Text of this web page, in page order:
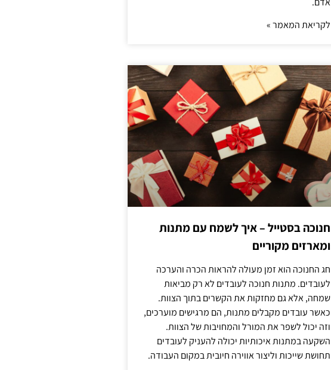
לקריאת המאמר »
חנוכה בסטייל – איך לשמח עם מתנות
ומארזים מקוריים
חג החנוכה הוא זמן מעולה להראות הכרה והערכה
לעובדים. מתנות חנוכה לעובדים לא רק מביאות
שמחה, אלא גם מחזקות את הקשרים בתוך הצוות.
כאשר עובדים מקבלים מתנות, הם מרגישים מוערכים,
וזה יכול לשפר את המורל והמחויבות של הצוות.
השקעה במתנות איכותיות יכולה להעניק לעובדים
תחושת שייכות וליצור אווירה חיובית במקום העבודה.